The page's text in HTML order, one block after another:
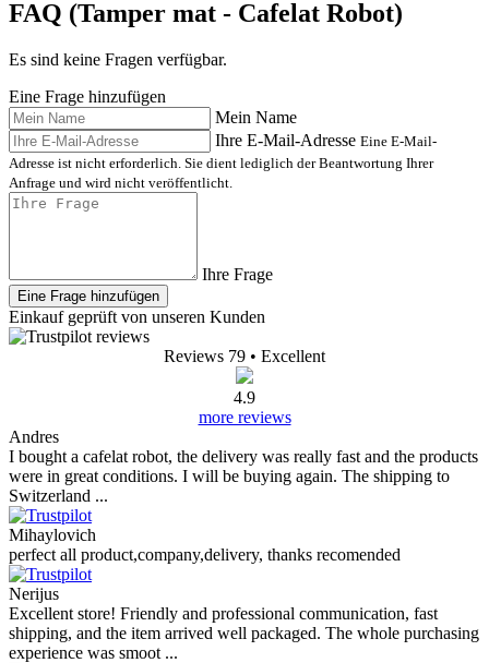
FAQ (Tamper mat - Cafelat Robot)
Es sind keine Fragen verfügbar.
Eine Frage hinzufügen
Mein Name
Ihre E-Mail-Adresse Eine E-Mail-
Adresse ist nicht erforderlich. Sie dient lediglich der Beantwortung Ihrer
Anfrage und wird nicht veröffentlicht.
Ihre Frage
Eine Frage hinzufügen
Einkauf geprüft von unseren Kunden
Reviews 79 • Excellent
4.9
more reviews
Andres
I bought a cafelat robot, the delivery was really fast and the products
were in great conditions. I will be buying again. The shipping to
Switzerland ...
Mihaylovich
perfect all product,company,delivery, thanks recomended
Nerijus
Excellent store! Friendly and professional communication, fast
shipping, and the item arrived well packaged. The whole purchasing
experience was smoot ...